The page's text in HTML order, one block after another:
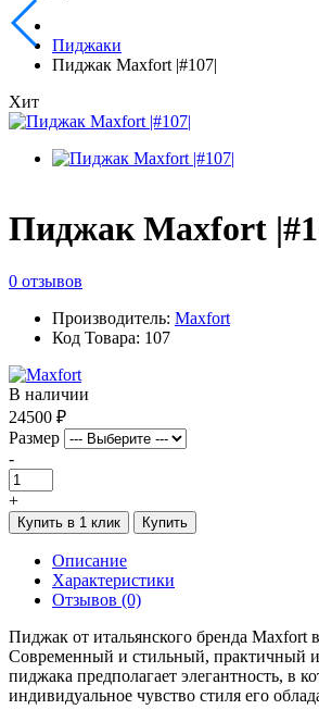
Пиджаки
Пиджак Maxfort |#107|
Хит
Пиджак Maxfort
0 отзывов
Производитель: Maxfort
Код Товара: 107
В наличии
24500 ₽
Размер
-
+
Купить в 1 клик Купить
Описание
Характеристики
Отзывов (0)
Пиджак от итальянского бренда Maxfort
Современный и стильный, практичный
пиджака предполагает элегантность, в
индивидуальное чувство стиля его